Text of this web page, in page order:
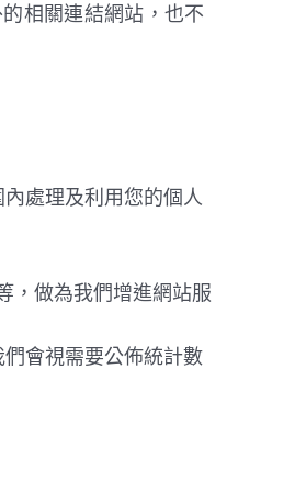
相關連結網站，也不
處理及利用您的個人
，做為我們增進網站服
會視需要公佈統計數